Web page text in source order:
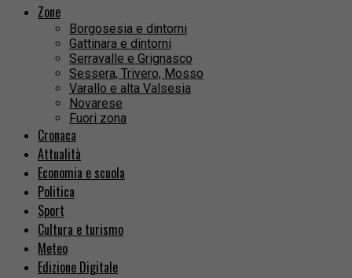
Zone
Borgosesia e dintorni
Gattinara e dintorni
Serravalle e Grignasco
Sessera, Trivero, Mosso
Varallo e alta Valsesia
Novarese
Fuori zona
Cronaca
Attualità
Economia e scuola
Politica
Sport
Cultura e turismo
Meteo
Edizione Digitale